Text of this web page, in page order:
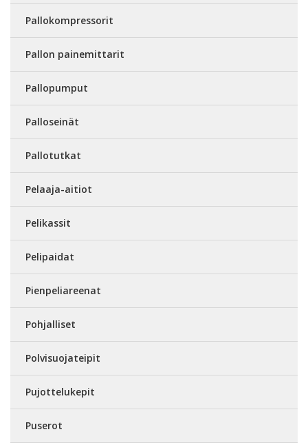
Pallokompressorit
Pallon painemittarit
Pallopumput
Palloseinät
Pallotutkat
Pelaaja-aitiot
Pelikassit
Pelipaidat
Pienpeliareenat
Pohjalliset
Polvisuojateipit
Pujottelukepit
Puserot